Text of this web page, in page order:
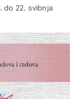
do 22. svibnja